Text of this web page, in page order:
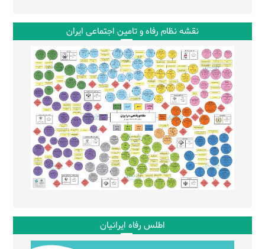
نقشه نظام رفاه و تامین اجتماعی ایران
اطلس رفاه ایرانیان